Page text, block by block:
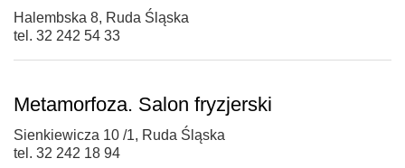
Halembska 8, Ruda Śląska
tel. 32 242 54 33
Metamorfoza. Salon fryzjerski
Sienkiewicza 10 /1, Ruda Śląska
tel. 32 242 18 94